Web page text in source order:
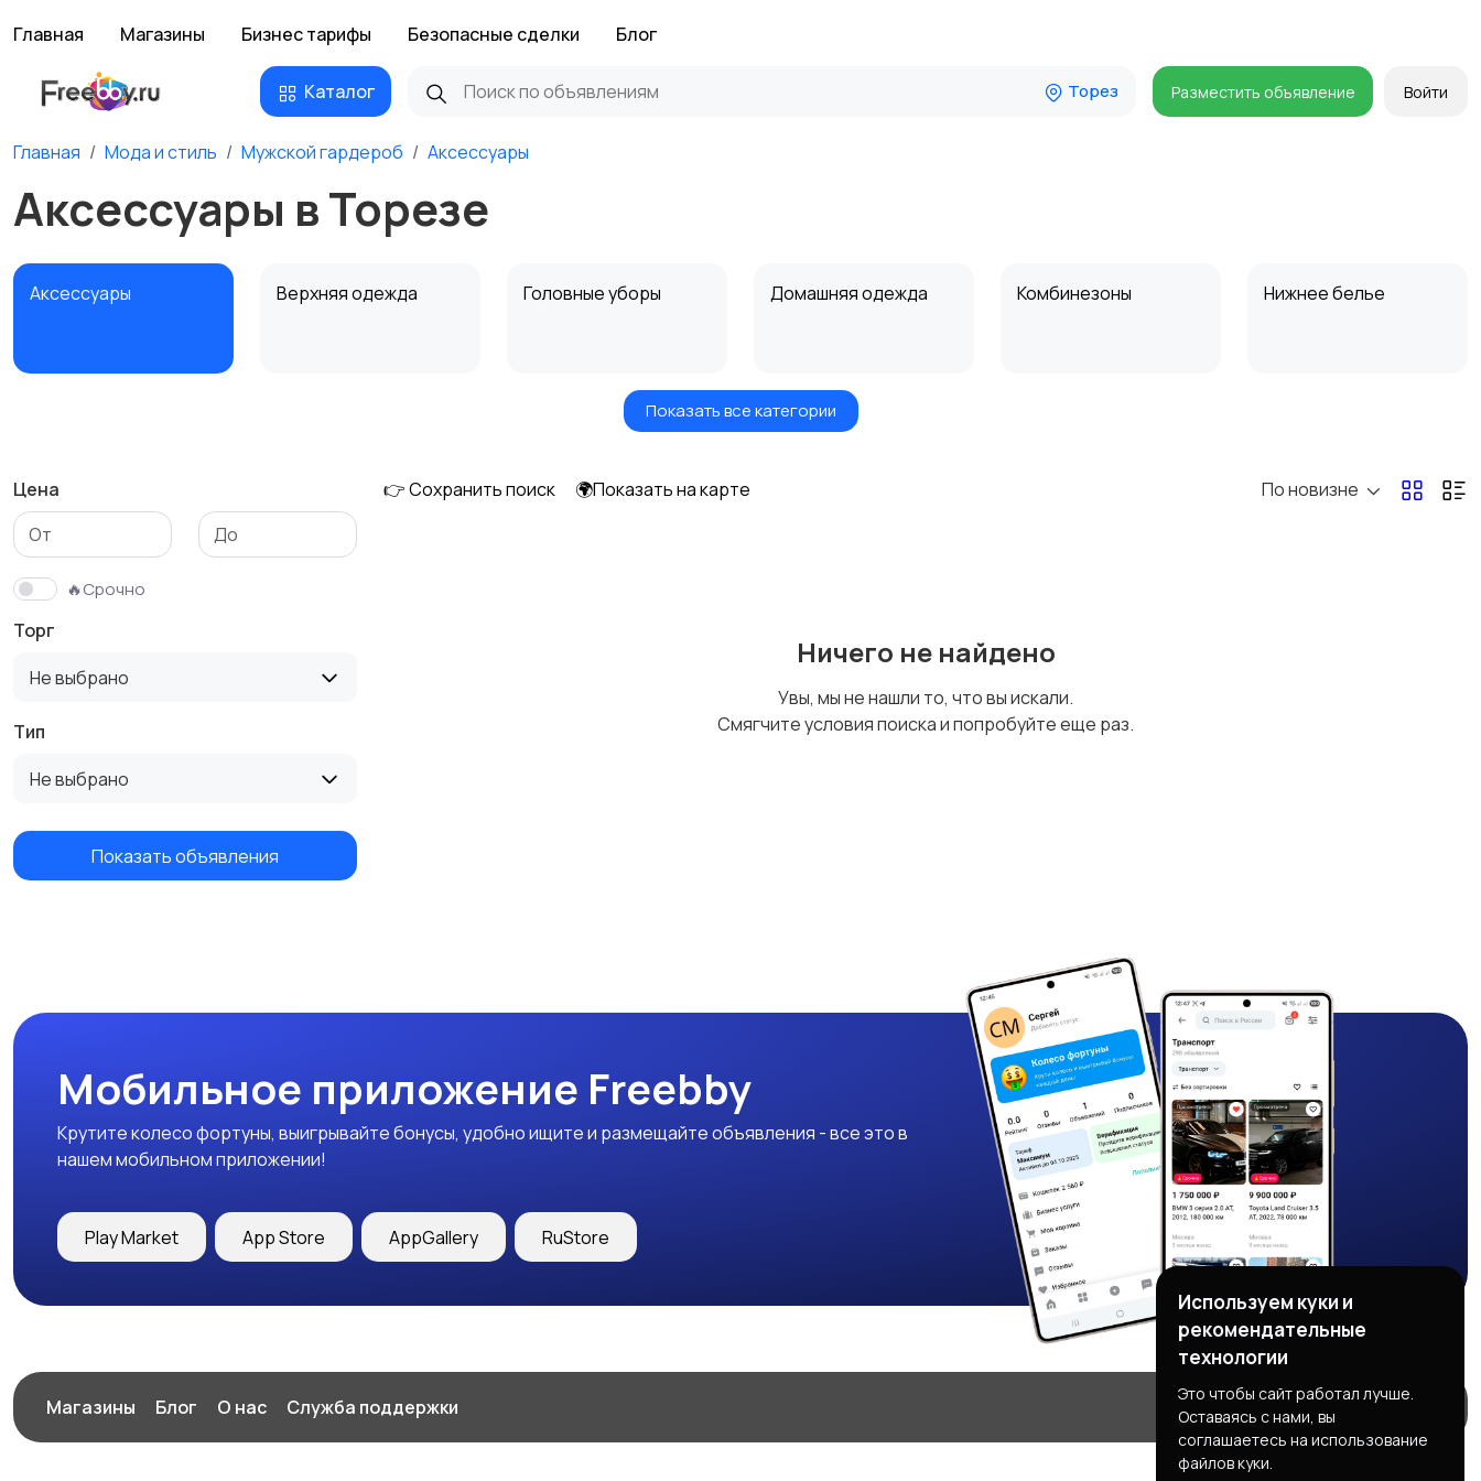
Главная Магазины Бизнес тарифы Безопасные сделки Блог
Каталог Торез Разместить объявление Войти
Главная Мода и стиль Мужской гардероб Аксессуары
Аксессуары в Торезе
Аксессуары Верхняя одежда Головные уборы Домашняя одежда Комбинезоны Нижнее белье
Свитеры и толстовки
Футболки и поло Штаны и шорты
Показать все категории
Цена
🔥Срочно
Торг
Не выбрано
Тип
Не выбрано
Показать объявления
👉 Сохранить поиск 🌍Показать на карте По новизне
Ничего не найдено
Увы, мы не нашли то, что вы искали.
Смягчите условия поиска и попробуйте еще раз.
Мобильное приложение Freebby
Крутите колесо фортуны, выигрывайте бонусы, удобно ищите и размещайте объявления - все это в
нашем мобильном приложении!
Play Market App Store AppGallery RuStore
Магазины Блог О нас Служба поддержки
Используем куки и
рекомендательные
технологии
Это чтобы сайт работал лучше.
Оставаясь с нами, вы
соглашаетесь на использование
файлов куки.